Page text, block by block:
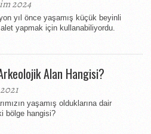
2024
yıl önce yaşamış küçük beyinli
yapmak için kullanabiliyordu.
Alan Hangisi?
yaşamış olduklarına dair
bölge hangisi?